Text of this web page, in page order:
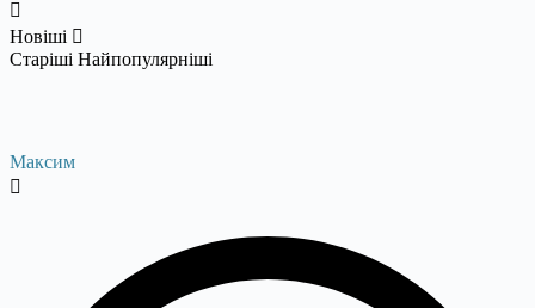
Новіші
Старіші Найпопулярніші
Максим